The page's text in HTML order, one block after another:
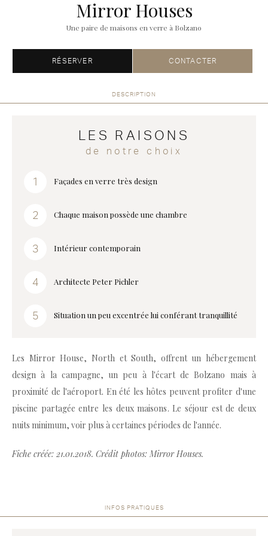
Mirror Houses
Une paire de maisons en verre à Bolzano
RÉSERVER CONTACTER
DESCRIPTION
LES RAISONS
de notre choix
Façades en verre très design
Chaque maison possède une chambre
Intérieur contemporain
Architecte Peter Pichler
Situation un peu excentrée lui conférant tranquillité
Les Mirror House, North et South, offrent un hébergement
design à la campagne, un peu à l'écart de Bolzano mais à
proximité de l'aéroport. En été les hôtes peuvent profiter d'une
piscine partagée entre les deux maisons. Le séjour est de deux
nuits minimum, voir plus à certaines périodes de l'année.
Fiche créée: 21.01.2018. Crédit photos: Mirror Houses.
INFOS PRATIQUES